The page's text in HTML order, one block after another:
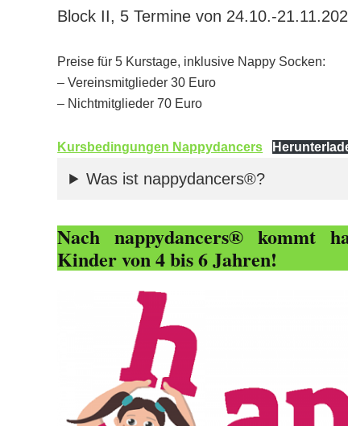
Block II, 5 Termine von 24.10.-
Preise für 5 Kurstage, inklusive Nappy Socken:
– Vereinsmitglieder 30 Euro
– Nichtmitglieder 70 Euro
Kursbedingungen Nappydancers
Was ist nappydancers®?
Nach nappydancers® kommt
Kinder von 4 bis 6 Jahren!